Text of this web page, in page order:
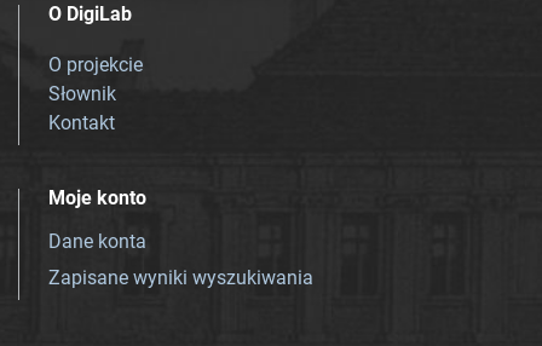
O DigiLab
O projekcie
Słownik
Kontakt
Moje konto
Dane konta
Zapisane wyniki wyszukiwania